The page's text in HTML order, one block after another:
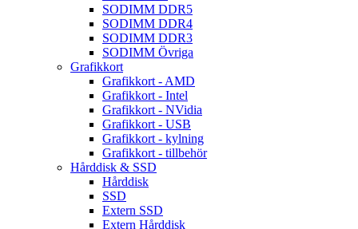
SODIMM DDR5
SODIMM DDR4
SODIMM DDR3
SODIMM Övriga
Grafikkort
Grafikkort - AMD
Grafikkort - Intel
Grafikkort - NVidia
Grafikkort - USB
Grafikkort - kylning
Grafikkort - tillbehör
Hårddisk & SSD
Hårddisk
SSD
Extern SSD
Extern Hårddisk